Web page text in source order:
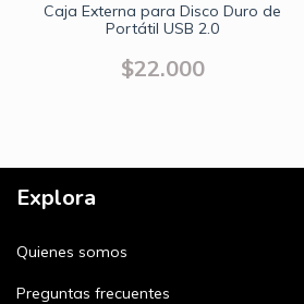
Caja Externa para Disco Duro de
Portátil USB 2.0
$22.000
Explora
Quienes somos
Preguntas frecuentes